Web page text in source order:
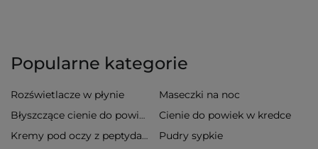
Popularne kategorie
Rozświetlacze w płynie Maseczki na noc
Błyszczące cienie do powiek Cienie do powiek w kredce
Kremy pod oczy z peptydami Pudry sypkie